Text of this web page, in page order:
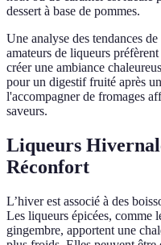
dessert à base de pommes.
Une analyse des tendances
amateurs de liqueurs
créer une ambiance
pour un digestif fruité après
l'accompagner de fromages
saveurs.
Liqueurs
Réconfort
L’hiver est associé à des
Les liqueurs épicées, comme
gingembre, apportent une